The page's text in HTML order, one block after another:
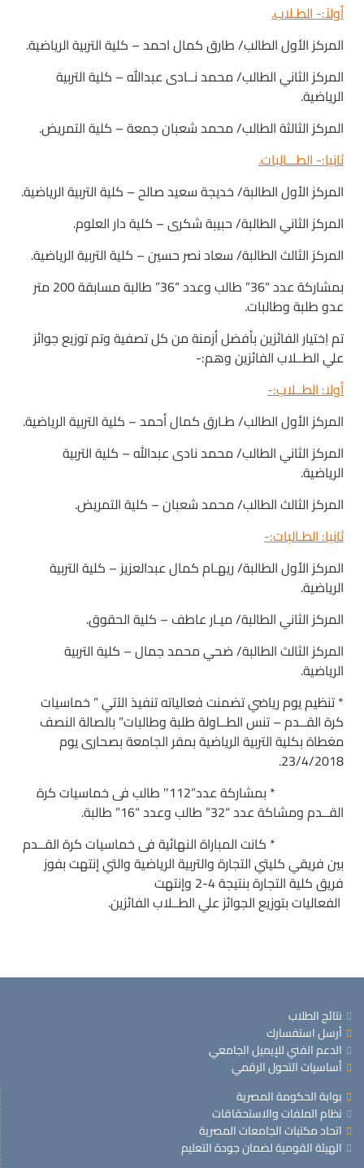
أولاً:- الطـلاب.
المركز الأول الطالب/ طارق كمال احمد – كلية التربية الرياضية.
المركز الثاني الطالب/ محمد نــادى عبدالله – كلية التربية
الرياضية.
المركز الثالثة الطالب/ محمد شعبان جمعة – كلية التمريض.
ثانيا:- الطـــالبات.
المركز الأول الطالبة/ خديجة سعيد صالح – كلية التربية الرياضية.
المركز الثاني الطالبة/ حبيبة شكرى – كلية دار العلوم.
المركز الثالث الطالبة/ سعاد نصر حسين – كلية التربية الرياضية.
بمشاركة عدد “36” طالب وعدد “36” طالبة مسابقة 200 متر
عدو طلبة وطالبات.
تم اِختيار الفائزين بأفضل أزمنة من كل تصفية وتم توزيع جوائز
علي الطــلاب الفائزين وهم:-
أولا: الطــلاب:-
المركز الأول الطالب/ طـارق كمال أحمد – كلية التربية الرياضية.
المركز الثاني الطالب/ محمد نادى عبدالله – كلية التربية
الرياضية.
المركز الثالث الطالب/ محمد شعبان – كلية التمريض.
ثانيا: الطـالبات:-
المركز الأول الطالبة/ ريهـام كمال عبدالعزيز – كلية التربية
الرياضية.
المركز الثاني الطالبة/ ميـار عاطف – كلية الحقوق.
المركز الثالث الطالبة/ ضحي محمد جمال – كلية التربية
الرياضية.
* تنظيم يوم رياضي تضمنت فعالياته تنفيذ الآتي ” خماسيات
كرة القــدم – تنس الطــاولة طلبة وطالبات” بالصالة النصف
مغطاة بكلية التربية الرياضية بمقر الجامعة بصحارى يوم
23/4/2018.
* بمشاركة عدد”112″ طالب فى خماسيات كرة
القــدم ومشاكة عدد “32” طالب وعدد “16” طالبة.
* كانت المباراة النهائية فى خماسيات كرة القــدم
بين فريقي كليتي التجارة والتربية الرياضية والتي إنتهت بفوز
فريق كلية التجارة بنتيجة 4-2 وإنتهت
الفعاليات بتوزيع الجوائز علي الطــلاب الفائزين.
نتائج الطلاب
أرسل استفسارك
الدعم الفني للإيميل الجامعي
أساسيات التحول الرقمي
بوابة الحكومة المصرية
نظام الملفات والاستحقاقات
اتحاد مكتبات الجامعات المصرية
الهيئة القومية لضمان جودة التعليم